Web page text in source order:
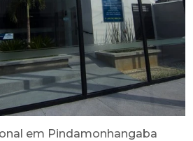
em Pindamonhangaba